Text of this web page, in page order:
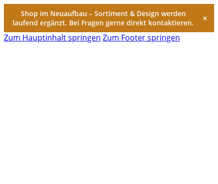
Shop im Neuaufbau – Sortiment & Design werden
laufend ergänzt. Bei Fragen gerne direkt kontaktieren.
×
Zum Hauptinhalt springen Zum Footer springen